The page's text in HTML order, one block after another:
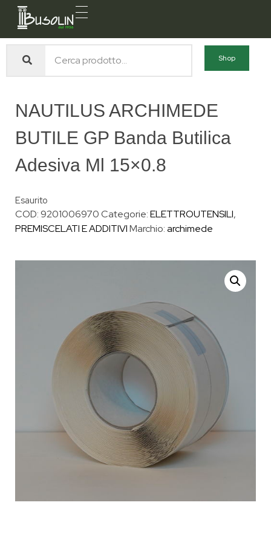
Busolin S.R.L.
Shop
NAUTILUS ARCHIMEDE
BUTILE GP Banda Butilica
Adesiva Ml 15×0.8
Esaurito
COD:9201006970Categorie:ELETTROUTENSILI,
PREMISCELATI E ADDITIVIMarchio:archimede